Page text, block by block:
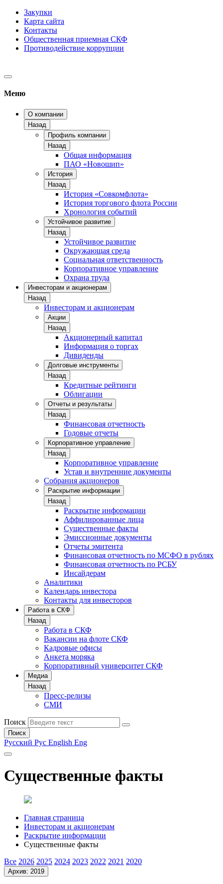
Закупки
Карта сайта
Контакты
Общественная приемная СКФ
Противодействие коррупции
Меню
О компании
Назад
Профиль компании
Назад
Общая информация
ПАО «Новошип»
История
Назад
История «Совкомфлота»
История торгового флота России
Хронология событий
Устойчивое развитие
Назад
Устойчивое развитие
Окружающая среда
Социальная ответственность
Корпоративное управление
Охрана труда
Инвесторам и акционерам
Назад
Инвесторам и акционерам
Акции
Назад
Акционерный капитал
Информация о торгах
Дивиденды
Долговые инструменты
Назад
Кредитные рейтинги
Облигации
Отчеты и результаты
Назад
Финансовая отчетность
Годовые отчеты
Корпоративное управление
Назад
Корпоративное управление
Устав и внутренние документы
Собрания акционеров
Раскрытие информации
Назад
Раскрытие информации
Аффилированные лица
Существенные факты
Эмиссионные документы
Отчеты эмитента
Финансовая отчетность по МСФО в рублях
Финансовая отчетность по РСБУ
Инсайдерам
Аналитики
Календарь инвестора
Контакты для инвесторов
Работа в СКФ
Назад
Работа в СКФ
Вакансии на флоте СКФ
Кадровые офисы
Анкета моряка
Корпоративный университет СКФ
Медиа
Назад
Пресс-релизы
СМИ
Поиск
Поиск
Русский Рус English Eng
Существенные факты
Главная страница
Инвесторам и акционерам
Раскрытие информации
Существенные факты
Все 2026 2025 2024 2023 2022 2021 2020
Архив: 2019